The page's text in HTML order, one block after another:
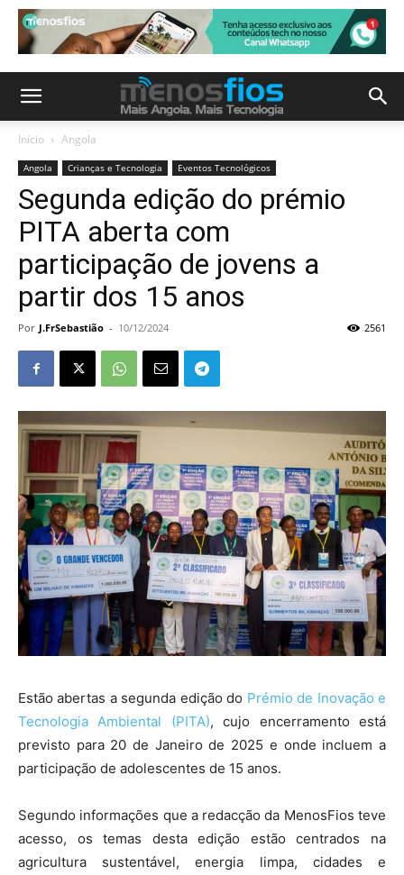
Início Angola
Angola Crianças e Tecnologia Eventos Tecnológicos
Segunda edição do prémio
PITA aberta com
participação de jovens a
partir dos 15 anos
Por J.FrSebastião - 10/12/2024 2561
Estão abertas a segunda edição do Prémio de Inovação e
Tecnologia Ambiental (PITA), cujo encerramento está
previsto para 20 de Janeiro de 2025 e onde incluem a
participação de adolescentes de 15 anos.
Segundo informações que a redacção da MenosFios teve
acesso, os temas desta edição estão centrados na
agricultura sustentável, energia limpa, cidades e